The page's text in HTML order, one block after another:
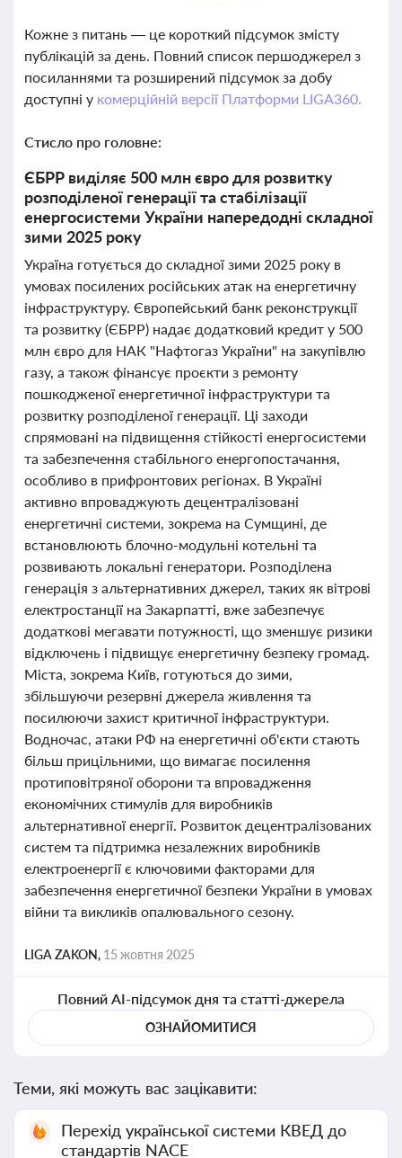
Кожне з питань — це короткий підсумок змісту
публікацій за день. Повний список першоджерел з
посиланнями та розширений підсумок за добу
доступні у комерційній версії Платформи LIGA360.
Стисло про головне:
ЄБРР виділяє 500 млн євро для розвитку
розподіленої генерації та стабілізації
енергосистеми України напередодні складної
зими 2025 року
Україна готується до складної зими 2025 року в
умовах посилених російських атак на енергетичну
інфраструктуру. Європейський банк реконструкції
та розвитку (ЄБРР) надає додатковий кредит у 500
млн євро для НАК "Нафтогаз України" на закупівлю
газу, а також фінансує проєкти з ремонту
пошкодженої енергетичної інфраструктури та
розвитку розподіленої генерації. Ці заходи
спрямовані на підвищення стійкості енергосистеми
та забезпечення стабільного енергопостачання,
особливо в прифронтових регіонах. В Україні
активно впроваджують децентралізовані
енергетичні системи, зокрема на Сумщині, де
встановлюють блочно-модульні котельні та
розвивають локальні генератори. Розподілена
генерація з альтернативних джерел, таких як вітрові
електростанції на Закарпатті, вже забезпечує
додаткові мегавати потужності, що зменшує ризики
відключень і підвищує енергетичну безпеку громад.
Міста, зокрема Київ, готуються до зими,
збільшуючи резервні джерела живлення та
посилюючи захист критичної інфраструктури.
Водночас, атаки РФ на енергетичні об'єкти стають
більш прицільними, що вимагає посилення
протиповітряної оборони та впровадження
економічних стимулів для виробників
альтернативної енергії. Розвиток децентралізованих
систем та підтримка незалежних виробників
електроенергії є ключовими факторами для
забезпечення енергетичної безпеки України в умовах
війни та викликів опалювального сезону.
LIGA ZAKON, 15 жовтня 2025
Повний AI-підсумок дня та статті-джерела
ОЗНАЙОМИТИСЯ
Теми, які можуть вас зацікавити:
Перехід української системи КВЕД до
стандартів NACE